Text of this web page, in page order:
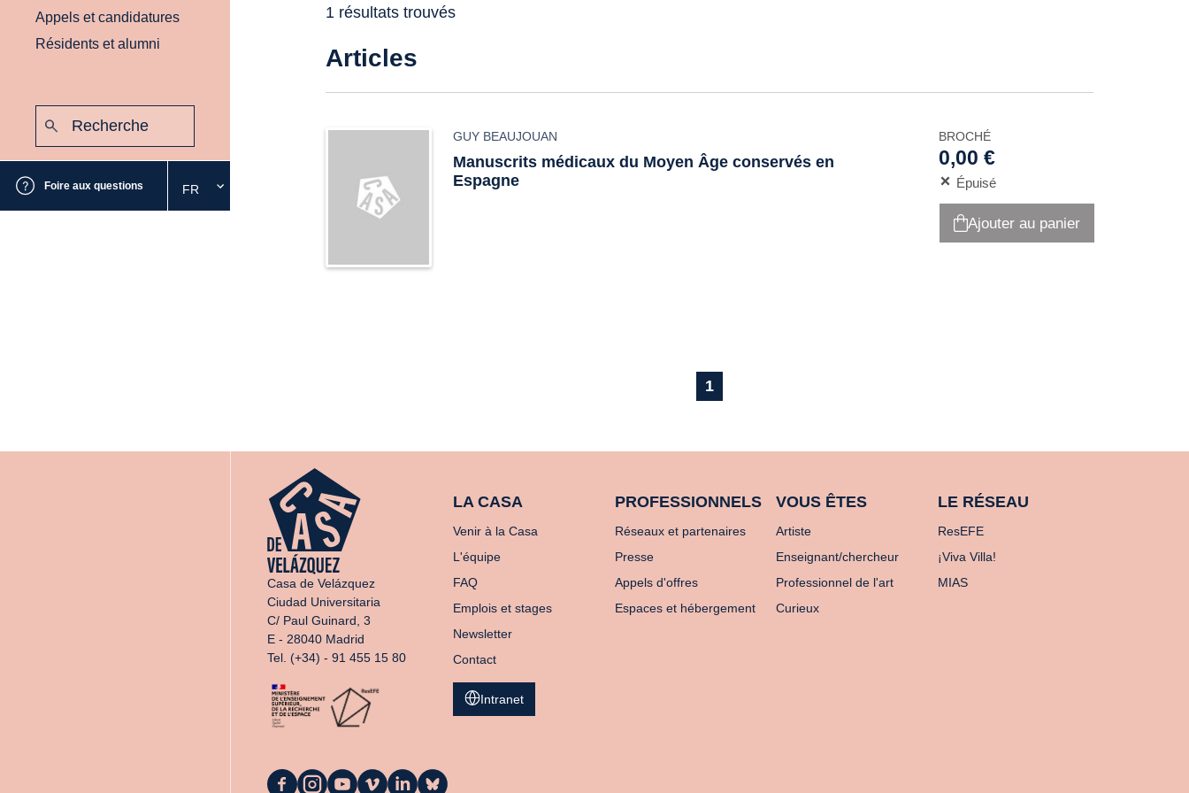
Appels et candidatures
Résidents et alumni
Foire aux questions
Sélectionnez
la
FR
1 résultats trouvés
Articles
GUY BEAUJOUAN
Manuscrits médicaux du Moyen Âge conservés en
Espagne
BROCHÉ
0,00 €
Épuisé
Ajouter au panier
1
Casa de Velázquez
Ciudad Universitaria
C/ Paul Guinard, 3
E - 28040 Madrid
Tel. (+34) - 91 455 15 80
LA CASA
Venir à la Casa
L'équipe
FAQ
Emplois et stages
Newsletter
Contact
PROFESSIONNELS
Réseaux et partenaires
Presse
Appels d'offres
Espaces et hébergement
VOUS ÊTES
Artiste
Enseignant/chercheur
Professionnel de l'art
Curieux
LE RÉSEAU
ResEFE
¡Viva Villa!
MIAS
Intranet